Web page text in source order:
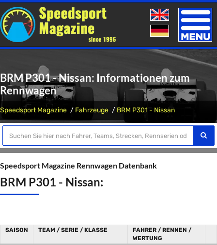
Toggle
BRM P301 - Nissan: Informationen zum
Rennwagen
Speedsport Magazine Fahrzeuge BRM P301 - Nissan
Speedsport Magazine Rennwagen Datenbank
BRM P301 - Nissan:
SAISON TEAM / SERIE / KLASSE
FAHRER / RENNEN /
WERTUNG